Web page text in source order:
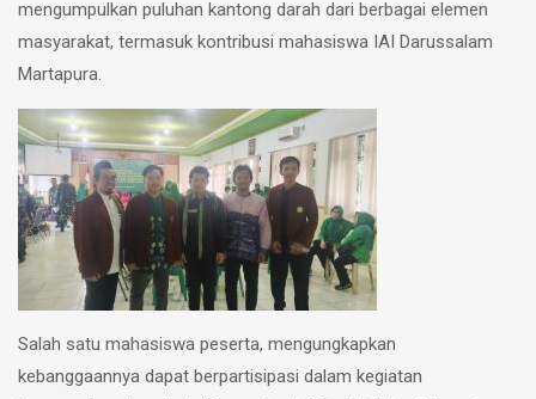
mengumpulkan puluhan kantong darah dari berbagai elemen
masyarakat, termasuk kontribusi mahasiswa IAI Darussalam
Martapura.
Salah satu mahasiswa peserta, mengungkapkan
kebanggaannya dapat berpartisipasi dalam kegiatan